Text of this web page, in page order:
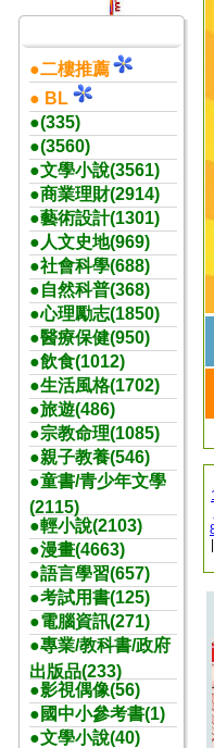
●二樓推薦
● BL
●(335)
●(3560)
●文學小說(3561)
●商業理財(2914)
●藝術設計(1301)
●人文史地(969)
●社會科學(688)
●自然科普(368)
●心理勵志(1850)
●醫療保健(950)
●飲食(1012)
●生活風格(1702)
●旅遊(486)
●宗教命理(1085)
●親子教養(546)
●童書/青少年文學
(2115)
●輕小說(2103)
●漫畫(4663)
●語言學習(657)
●考試用書(125)
●電腦資訊(271)
●專業/教科書/政府
出版品(233)
●影視偶像(56)
●國中小參考書(1)
●文學小說(40)